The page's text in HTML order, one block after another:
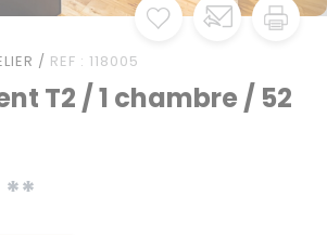
/ REF : 118005
T2 / 1 chambre / 52
**